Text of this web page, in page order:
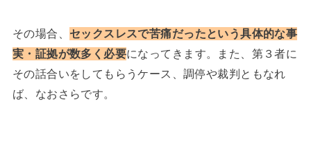
その場合、 セックスレスで苦痛だったという具体的な事
実・証拠が数多く必要になってきます。また、第３者に
その話合いをしてもらうケース、調停や裁判ともなれ
ば、なおさらです。